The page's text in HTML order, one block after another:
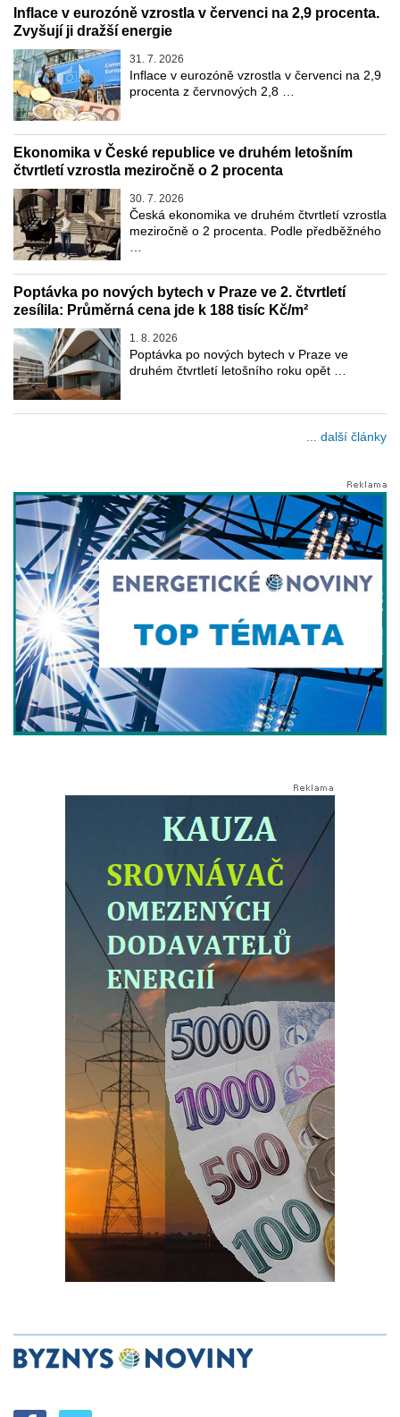
Inflace v eurozóně vzrostla v červenci na 2,9 procenta.
Zvyšují ji dražší energie
31. 7. 2026
Inflace v eurozóně vzrostla v červenci na 2,9
procenta z červnových 2,8 …
Ekonomika v České republice ve druhém letošním
čtvrtletí vzrostla meziročně o 2 procenta
30. 7. 2026
Česká ekonomika ve druhém čtvrtletí vzrostla
meziročně o 2 procenta. Podle předběžného
Poptávka po nových bytech v Praze ve 2. čtvrtletí
zesílila: Průměrná cena jde k 188 tisíc Kč/m²
1. 8. 2026
Poptávka po nových bytech v Praze ve
druhém čtvrtletí letošního roku opět …
... další články